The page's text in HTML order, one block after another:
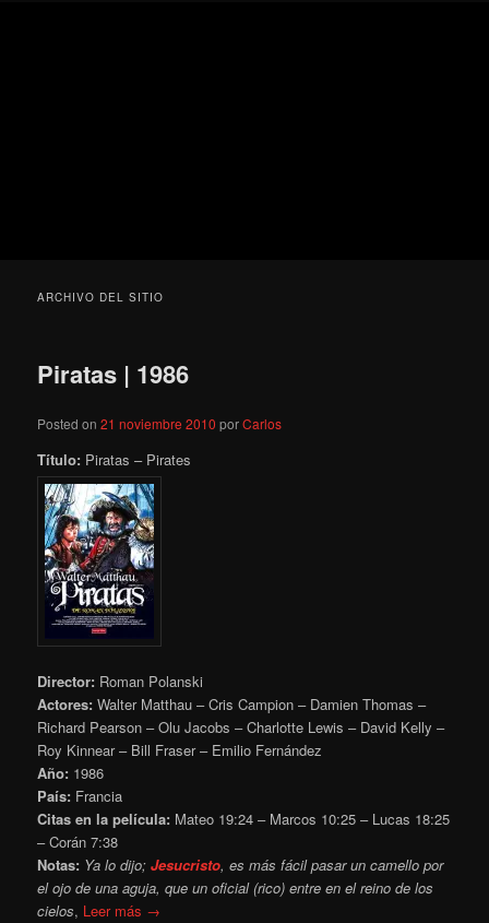
ARCHIVO DEL SITIO
Piratas | 1986
Posted on21 noviembre 2010 porCarlos
Título: Piratas – Pirates
Director: Roman Polanski
Actores: Walter Matthau – Cris Campion – Damien Thomas –
Richard Pearson – Olu Jacobs – Charlotte Lewis – David Kelly –
Roy Kinnear – Bill Fraser – Emilio Fernández
Año: 1986
País: Francia
Citas en la película: Mateo 19:24 – Marcos 10:25 – Lucas 18:25
– Corán 7:38
Notas: Ya lo dijo;Jesucristo, es más fácil pasar un camello por
el ojo de una aguja, que un oficial (rico) entre en el reino de los
cielos, Leer más →